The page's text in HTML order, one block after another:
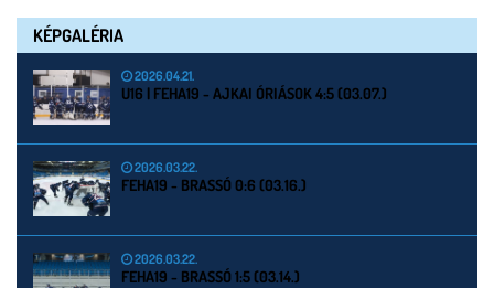
KÉPGALÉRIA
2026.04.21.
U16 | FEHA19 - AJKAI ÓRIÁSOK 4:5 (03.07.)
2026.03.22.
FEHA19 - BRASSÓ 0:6 (03.16.)
2026.03.22.
FEHA19 - BRASSÓ 1:5 (03.14.)